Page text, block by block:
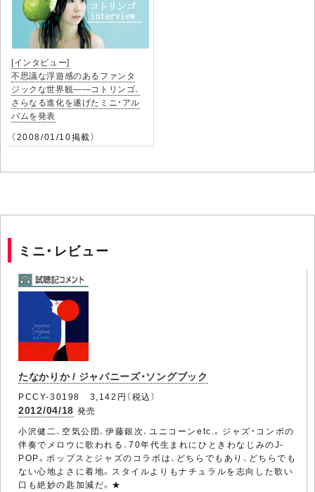
[インタビュー]
不思議な浮遊感のあるファンタ
ジックな世界観――コトリンゴ、
さらなる進化を遂げたミニ・アル
バムを発表
（2008/01/10掲載）
ミニ・レビュー
たなかりか / ジャパニーズ・ソングブック
PCCY-30198 3,142円（税込）
2012/04/18 発売
小沢健二、空気公団、伊藤銀次、ユニコーンetc.。ジャズ・コンボの
伴奏でメロウに歌われる、70年代生まれにひときわなじみのJ-
POP。ポップスとジャズのコラボは、どちらでもあり、どちらでも
ない心地よさに着地。スタイルよりもナチュラルを志向した歌い
口も絶妙の匙加減だ。★